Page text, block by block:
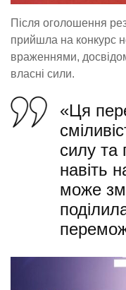
Після оголошення
прийшла на конкурс
враженнями,
власні сили.
«Ця
силу та
навіть
може